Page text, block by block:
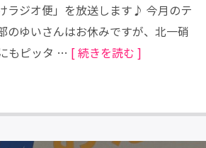
ラジオ便」を放送します♪ 今月のテ
のゆいさんはお休みですが、北一硝
もピッタ … [ 続きを読む ]